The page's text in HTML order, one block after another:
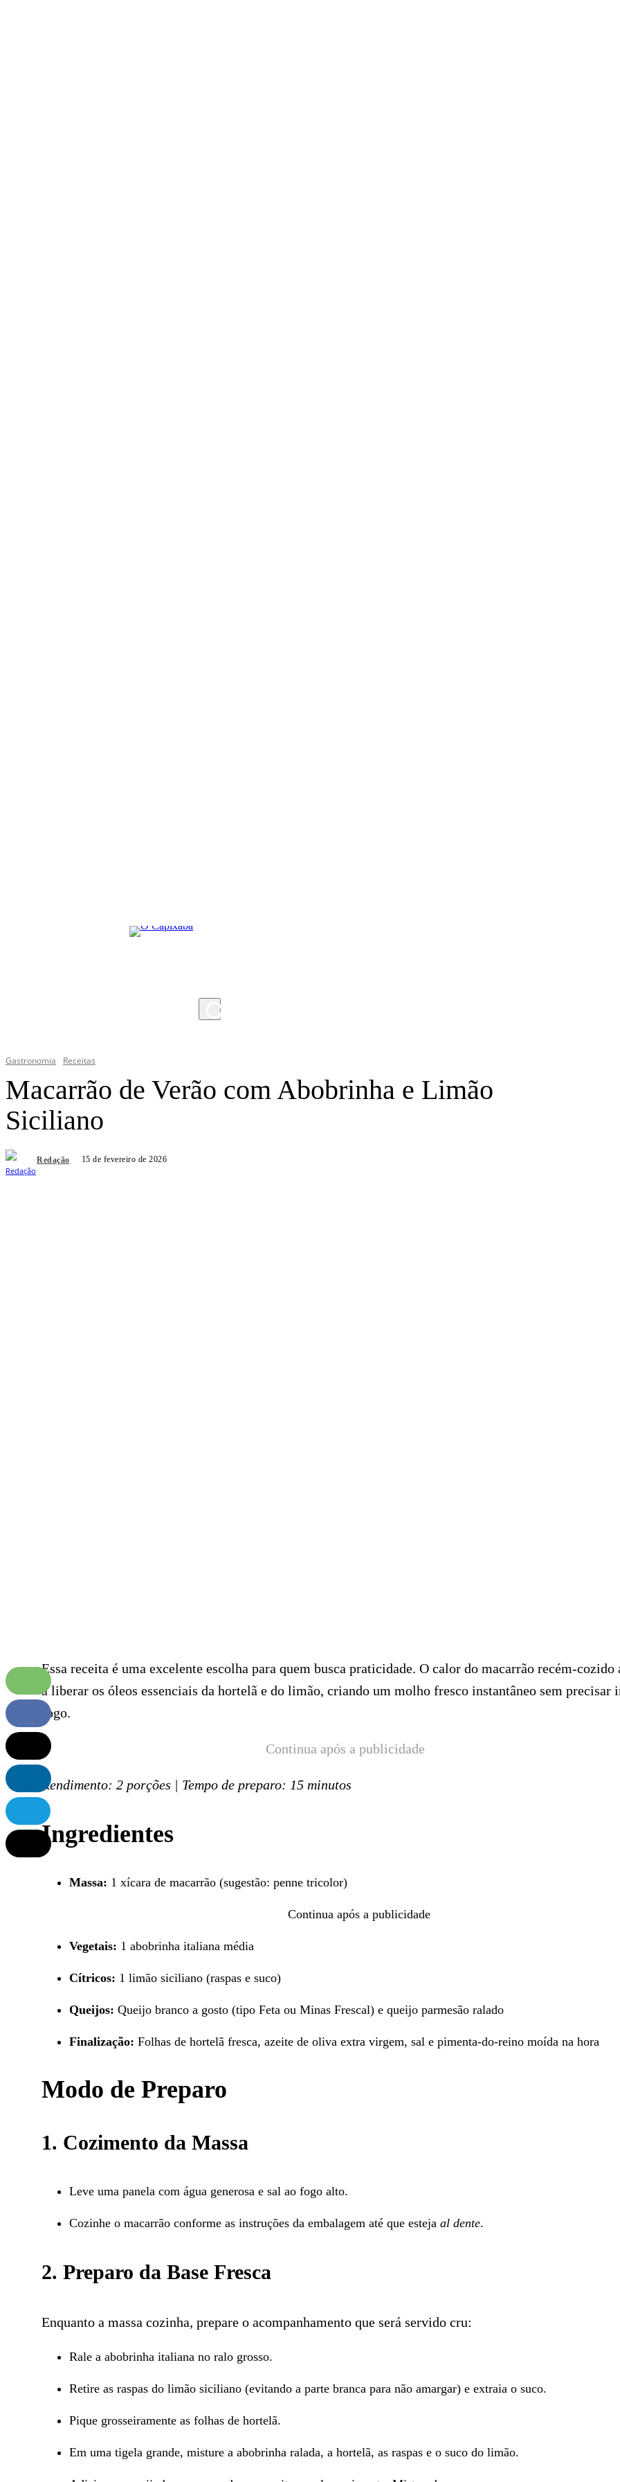
Gastronomia Receitas
Macarrão de Verão com Abobrinha e Limão
Siciliano
Redação 15 de fevereiro de 2026
Essa receita é uma excelente escolha para quem busca praticidade. O calor do macarrão recém-cozido
a liberar os óleos essenciais da hortelã e do limão, criando um molho fresco instantâneo sem precisar
fogo.
Continua após a publicidade
Rendimento: 2 porções | Tempo de preparo: 15 minutos
Ingredientes
Massa: 1 xícara de macarrão (sugestão: penne tricolor)
Continua após a publicidade
Vegetais: 1 abobrinha italiana média
Cítricos: 1 limão siciliano (raspas e suco)
Queijos: Queijo branco a gosto (tipo Feta ou Minas Frescal) e queijo parmesão ralado
Finalização: Folhas de hortelã fresca, azeite de oliva extra virgem, sal e pimenta-do-reino moída na hora
Modo de Preparo
1. Cozimento da Massa
Leve uma panela com água generosa e sal ao fogo alto.
Cozinhe o macarrão conforme as instruções da embalagem até que esteja al dente.
2. Preparo da Base Fresca
Enquanto a massa cozinha, prepare o acompanhamento que será servido cru:
Rale a abobrinha italiana no ralo grosso.
Retire as raspas do limão siciliano (evitando a parte branca para não amargar) e extraia o suco.
Pique grosseiramente as folhas de hortelã.
Em uma tigela grande, misture a abobrinha ralada, a hortelã, as raspas e o suco do limão.